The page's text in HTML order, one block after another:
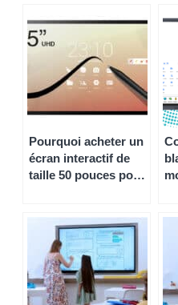
Pourquoi acheter un
écran interactif de
taille 50 pouces pour